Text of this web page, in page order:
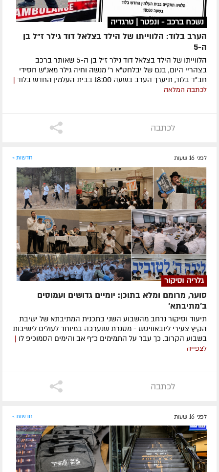
נשכח ברכב - ונפטר | טרגדיה
הערב בלוד: הלווייתו של הילד בצלאל דוד גילר ז"ל בן
ה-5
הלווייתו של הילד בצלאל דוד גילר ז"ל בן ה-5 שאותר ברכב
בצהריי היום, בנם של יבלחט"א ר' מנשה וחיה גילר מאנ"ש חסידי
חב"ד בלוד, תיערך הערב בשעה 18:00 בבית העלמין החדש בלוד
|
לכתבה המלאה
לכתבה
לפני 16 שעות חדשות »
גלריה וסיקור
סוער, מרומם ומלא בתוכן: יומיים גדושים ועמוסים
ב'מתיבתא'
תיעוד וסיקור נרחב מהשבוע השני בתכנית המתיבתא של ישיבת
הקיץ צעירי ליובאוויטש - מסגרת שנערכה במיוחד לעולים לישיבות
בשבוע הקרוב. כך עבר על התמימים כ"ף אב והימים הסמוכיפ לו |
לצפייה
לכתבה
לפני 16 שעות חדשות »